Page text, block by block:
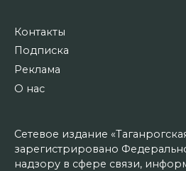
Контакты
Подписка
Реклама
О нас
Сетевое издание
зарегистрировано
надзору в сфере связи,